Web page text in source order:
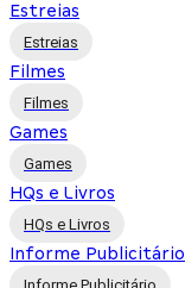
Estreias
Estreias
Filmes
Filmes
Games
Games
HQs e Livros
HQs e Livros
Informe Publicitário
Informe Publicitário